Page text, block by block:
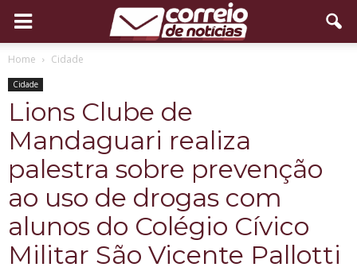
Home Cidade
Cidade
Lions Clube de
Mandaguari realiza
palestra sobre prevenção
ao uso de drogas com
alunos do Colégio Cívico
Militar São Vicente Pallotti